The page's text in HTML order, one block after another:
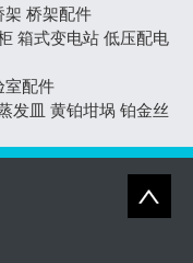
架 桥架配件
箱式变电站 低压配电
室配件
发皿 黄铂坩埚 铂金丝